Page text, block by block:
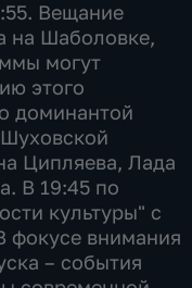
Вещание
на Шаболовке,
могут
этого
доминантой
Ципляева, Лада
В 19:45 по
культуры" с
фокусе внимания
– события